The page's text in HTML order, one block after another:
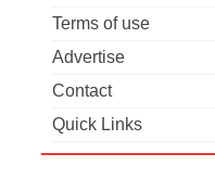
Terms of use
Advertise
Contact
Quick Links